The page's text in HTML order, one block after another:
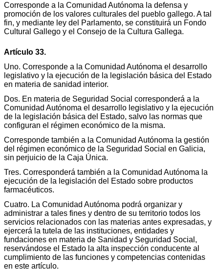
Corresponde a la Comunidad Autónoma la defensa y
promoción de los valores culturales del pueblo gallego. A tal
fin, y mediante ley del Parlamento, se constituirá un Fondo
Cultural Gallego y el Consejo de la Cultura Gallega.
Artículo 33.
Uno. Corresponde a la Comunidad Autónoma el desarrollo
legislativo y la ejecución de la legislación básica del Estado
en materia de sanidad interior.
Dos. En materia de Seguridad Social corresponderá a la
Comunidad Autónoma el desarrollo legislativo y la ejecución
de la legislación básica del Estado, salvo las normas que
configuran el régimen económico de la misma.
Corresponde también a la Comunidad Autónoma la gestión
del régimen económico de la Seguridad Social en Galicia,
sin perjuicio de la Caja Única.
Tres. Corresponderá también a la Comunidad Autónoma la
ejecución de la legislación del Estado sobre productos
farmacéuticos.
Cuatro. La Comunidad Autónoma podrá organizar y
administrar a tales fines y dentro de su territorio todos los
servicios relacionados con las materias antes expresadas, y
ejercerá la tutela de las instituciones, entidades y
fundaciones en materia de Sanidad y Seguridad Social,
reservándose el Estado la alta inspección conducente al
cumplimiento de las funciones y competencias contenidas
en este artículo.